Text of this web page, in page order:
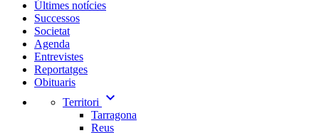
Últimes notícies
Successos
Societat
Agenda
Entrevistes
Reportatges
Obituaris
Territori
expand_more
Tarragona
Reus